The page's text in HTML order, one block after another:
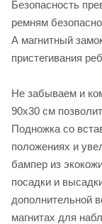
Безопасность
ремням
А магнитный
пристегивания
Не забываем и
90х30 см
Подножка со
положениях и
бампер из
посадки и
дополнительной
магнитах для